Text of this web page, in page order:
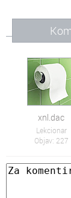
xnl.dac
Lekcionar
Objav: 227